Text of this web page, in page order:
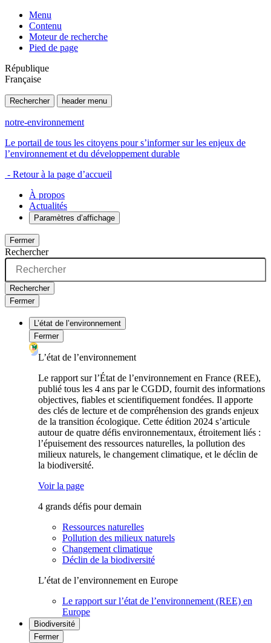
Menu
Contenu
Moteur de recherche
Pied de page
République
Française
Rechercher header menu
notre-environnement
Le portail de tous les citoyens pour s’informer sur les enjeux de
l’environnement et du développement durable
- Retour à la page d’accueil
À propos
Actualités
Paramètres d’affichage
Fermer
Rechercher
Rechercher
Fermer
L’état de l’environnement
Fermer
L’état de l’environnement
Le rapport sur l’État de l’environnement en France (REE),
publié tous les 4 ans par le CGDD, fournit des informations
objectives, fiables et scientifiquement fondées. Il apporte
des clés de lecture et de compréhension des grands enjeux
de la transition écologique. Cette édition 2024 s’articule
autour de quatre défis environnementaux, étroitement liés :
l’épuisement des ressources naturelles, la pollution des
milieux naturels, le changement climatique, et le déclin de
la biodiversité.
Voir la page
4 grands défis pour demain
Ressources naturelles
Pollution des milieux naturels
Changement climatique
Déclin de la biodiversité
L’état de l’environnement en Europe
Le rapport sur l’état de l’environnement (REE) en
Europe
Biodiversité
Fermer